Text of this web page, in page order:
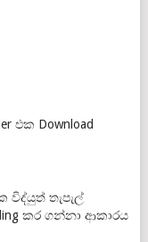
එක Download
විද්යුත් තැපැල්
කර ගන්නා ආකාරය